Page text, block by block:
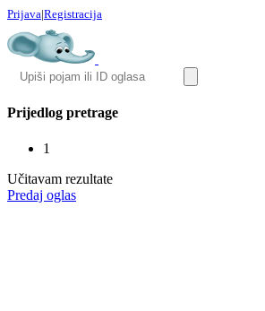
Prijava|Registracija
Prijedlog pretrage
1
Učitavam rezultate
Predaj oglas